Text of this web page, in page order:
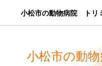
小松市の動物病院 トリ
小松市の動